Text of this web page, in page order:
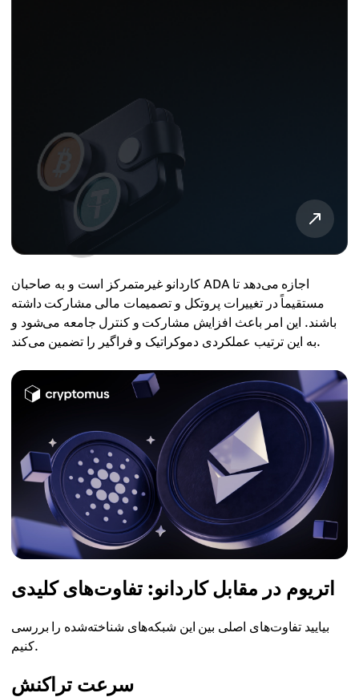
کاردانو غیرمتمرکز است و به صاحبان ADA اجازه می‌دهد تا
مستقیماً در تغییرات پروتکل و تصمیمات مالی مشارکت داشته
باشند. این امر باعث افزایش مشارکت و کنترل جامعه می‌شود و
به این ترتیب عملکردی دموکراتیک و فراگیر را تضمین می‌کند.
اتریوم در مقابل کاردانو: تفاوت‌های کلیدی
بیایید تفاوت‌های اصلی بین این شبکه‌های شناخته‌شده را بررسی
کنیم.
سرعت تراکنش